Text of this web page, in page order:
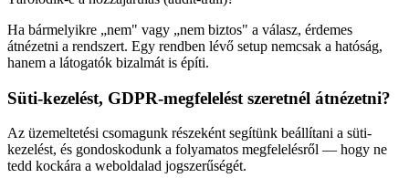
Ha bármelyikre „nem" vagy „nem biztos" a válasz, érdemes
átnézetni a rendszert. Egy rendben lévő setup nemcsak a hatóság,
hanem a látogatók bizalmát is építi.
Süti-kezelést, GDPR-megfelelést szeretnél átnézetni?
Az üzemeltetési csomagunk részeként segítünk beállítani a süti-
kezelést, és gondoskodunk a folyamatos megfelelésről — hogy ne
tedd kockára a weboldalad jogszerűségét.